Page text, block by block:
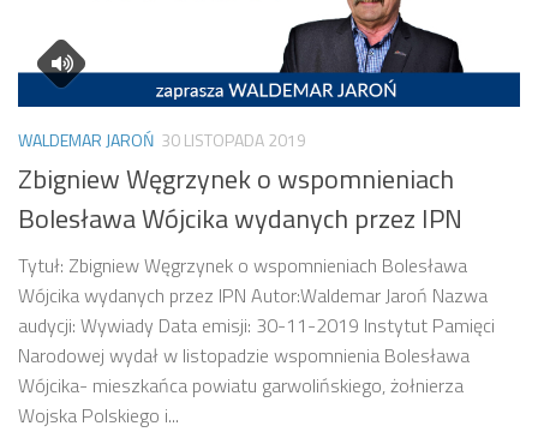
WALDEMAR JAROŃ 30 LISTOPADA 2019
Zbigniew Węgrzynek o wspomnieniach
Bolesława Wójcika wydanych przez IPN
Tytuł: Zbigniew Węgrzynek o wspomnieniach Bolesława
Wójcika wydanych przez IPN Autor:Waldemar Jaroń Nazwa
audycji: Wywiady Data emisji: 30-11-2019 Instytut Pamięci
Narodowej wydał w listopadzie wspomnienia Bolesława
Wójcika- mieszkańca powiatu garwolińskiego, żołnierza
Wojska Polskiego i...